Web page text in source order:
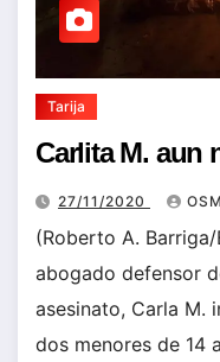
Tarija
Carlita M. aun
27/11/2020
(Roberto A.
abogado defensor
asesinato, Carla M.
dos menores de 14